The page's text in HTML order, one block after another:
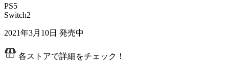
PS5
Switch2
2021年3月10日 発売中
各ストアで詳細をチェック！